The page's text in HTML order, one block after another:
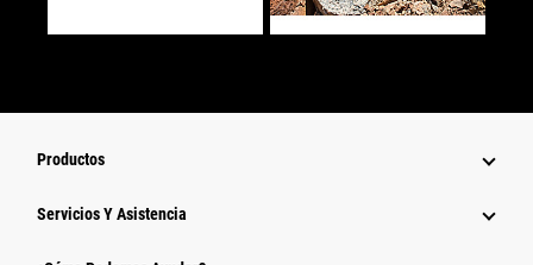
Productos
Servicios Y Asistencia